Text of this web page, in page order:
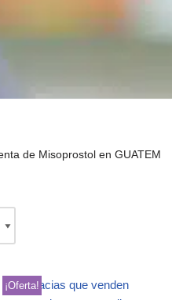
de Misoprostol en
¡Oferta!